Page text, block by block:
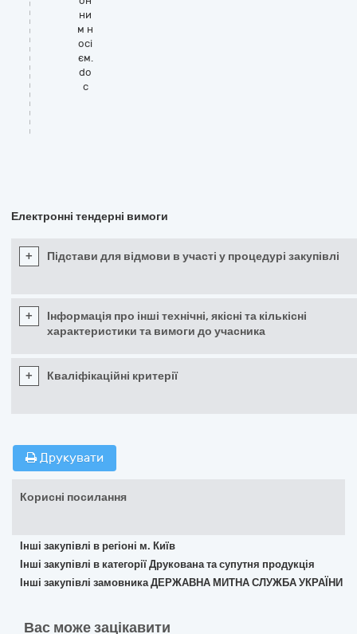
ни
м н
осі
єм.
do
c
Електронні тендерні вимоги
+ Підстави для відмови в участі у процедурі закупівлі
+
Інформація про інші технічні, якісні та кількісні
характеристики та вимоги до учасника
+ Кваліфікаційні критерії
Друкувати
Корисні посилання
Інші закупівлі в регіоні м. Київ
Інші закупівлі в категорії Друкована та супутня продукція
Інші закупівлі замовника ДЕРЖАВНА МИТНА СЛУЖБА УКРАЇНИ
Вас може зацікавити